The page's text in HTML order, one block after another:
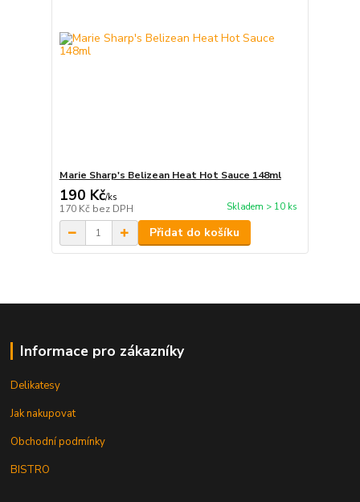
Marie Sharp's Belizean Heat Hot Sauce 148ml
190 Kč/ks
170 Kč bez DPH Skladem > 10 ks
Přidat do košíku
Informace pro zákazníky
Delikatesy
Jak nakupovat
Obchodní podmínky
BISTRO